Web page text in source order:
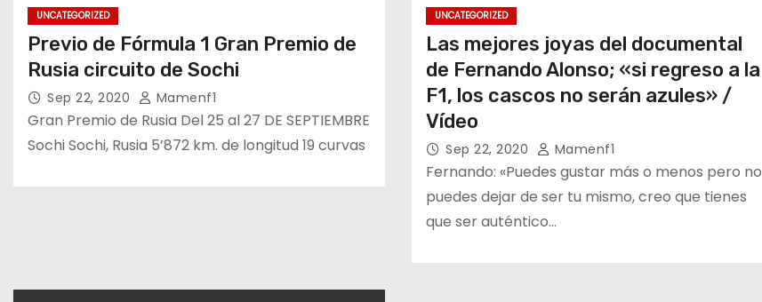
UNCATEGORIZED
Previo de Fórmula 1 Gran Premio de
Rusia circuito de Sochi
Sep 22, 2020 Mamenf1
Gran Premio de Rusia Del 25 al 27 DE SEPTIEMBRE
Sochi Sochi, Rusia 5’872 km. de longitud 19 curvas
UNCATEGORIZED
Las mejores joyas del documental
de Fernando Alonso; «si regreso a la
F1, los cascos no serán azules» /
Vídeo
Sep 22, 2020 Mamenf1
Fernando: «Puedes gustar más o menos pero no
puedes dejar de ser tu mismo, creo que tienes
que ser auténtico…